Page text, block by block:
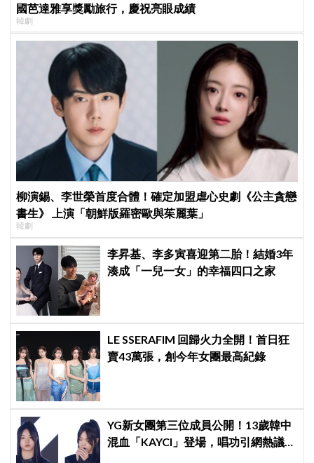
國芭達雅享獎勵旅行，慶祝亮眼成績
韓劇
柳演錫、李世榮首度合體！確定加盟虐心史劇《公主貪戀
書生》 上演「朝鮮版羅密歐與茱麗葉」
韓劇
李昇基、李多寅喜迎第二胎！結婚3年
湊成「一兒一女」的幸福四口之家
LE SSERAFIM 回歸火力全開！首日狂
賣43萬張，創今年女團最高紀錄
YG新女團第三位成員公開！13歲韓中
混血「KAYCI」登場，唱功引網熱議：